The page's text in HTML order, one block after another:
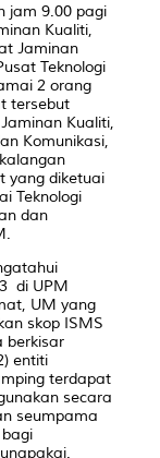
jam 9.00 pagi
Kualiti,
Jaminan
Teknologi
2 orang
tersebut
Kualiti,
Komunikasi,
yang diketuai
Teknologi
dan
di UPM
UM yang
skop ISMS
berkisar
entiti
terdapat
secara
seumpama